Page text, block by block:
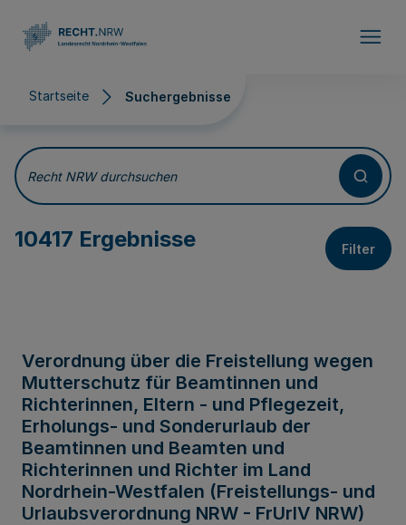
Startseite Suchergebnisse
Suchergebnisse
Recht NRW durchsuchen
10417 Ergebnisse Filter
Verordnung über die Freistellung wegen
Mutterschutz für Beamtinnen und
Richterinnen, Eltern - und Pflegezeit,
Erholungs- und Sonderurlaub der
Beamtinnen und Beamten und
Richterinnen und Richter im Land
Nordrhein-Westfalen (Freistellungs- und
Urlaubsverordnung NRW - FrUrlV NRW)